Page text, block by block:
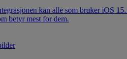
kan alle som bruker iOS
betyr mest for dem.